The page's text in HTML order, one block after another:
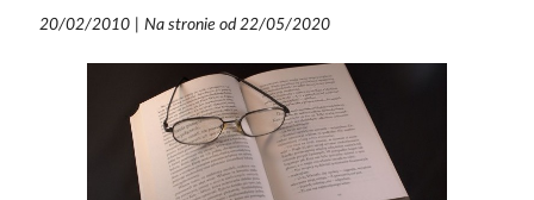
20/02/2010| Na stronie od 22/05/2020